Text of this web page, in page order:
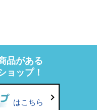
品がある
ョップ！
はこちら